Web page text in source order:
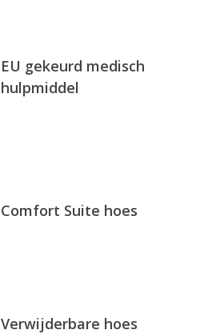
EU gekeurd medisch
hulpmiddel
Comfort Suite hoes
Verwijderbare hoes